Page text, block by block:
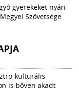
gyerekeket nyári
Szövetsége
kulturális
is bőven akadt